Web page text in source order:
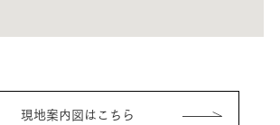
現地案内図はこちら